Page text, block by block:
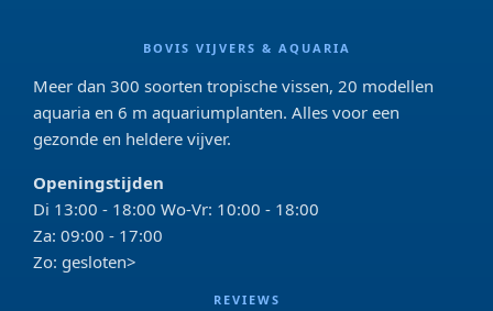
BOVIS VIJVERS & AQUARIA
Meer dan 300 soorten tropische vissen, 20 modellen
aquaria en 6 m aquariumplanten. Alles voor een
gezonde en heldere vijver.
Openingstijden
Di 13:00 - 18:00 Wo-Vr: 10:00 - 18:00
Za: 09:00 - 17:00
Zo: gesloten>
REVIEWS